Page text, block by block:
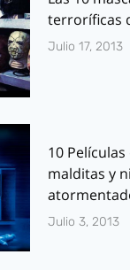
terroríficas
Julio 17, 2013
10 Películas
malditas y
Julio 3, 2013